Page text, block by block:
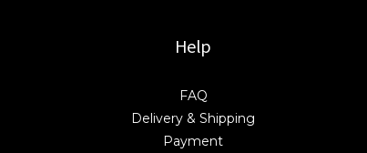
Help
FAQ
Delivery & Shipping
Payment